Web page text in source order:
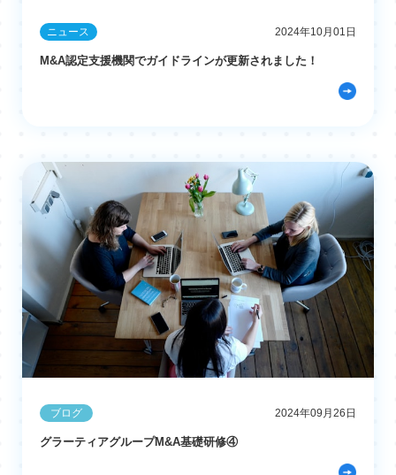
ニュース 2024年10月01日
M&A認定支援機関でガイドラインが更新されました！
ブログ 2024年09月26日
グラーティアグループM&A基礎研修④